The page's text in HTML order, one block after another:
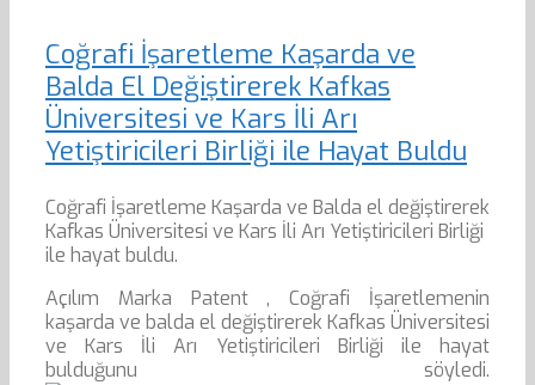
Coğrafi İşaretleme Kaşarda ve
Balda El Değiştirerek Kafkas
Üniversitesi ve Kars İli Arı
Yetiştiricileri Birliği ile Hayat Buldu
Coğrafi İşaretleme Kaşarda ve Balda el değiştirerek
Kafkas Üniversitesi ve Kars İli Arı Yetiştiricileri Birliği
ile hayat buldu.
Açılım Marka Patent , Coğrafi İşaretlemenin
kaşarda ve balda el değiştirerek Kafkas Üniversitesi
ve Kars İli Arı Yetiştiricileri Birliği ile hayat
bulduğunu söyledi.